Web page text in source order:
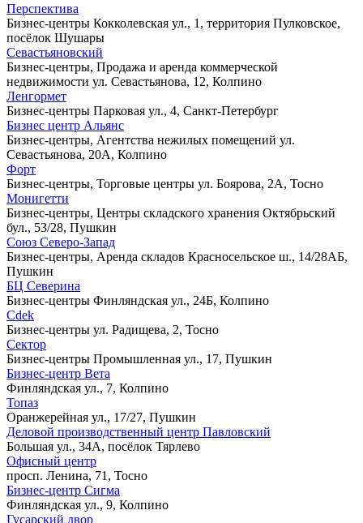
Перспектива
Бизнес-центры Кокколевская ул., 1, территория Пулковское,
посёлок Шушары
Севастьяновский
Бизнес-центры, Продажа и аренда коммерческой
недвижимости ул. Севастьянова, 12, Колпино
Ленгормет
Бизнес-центры Парковая ул., 4, Санкт-Петербург
Бизнес центр Альянс
Бизнес-центры, Агентства нежилых помещений ул.
Севастьянова, 20А, Колпино
Форт
Бизнес-центры, Торговые центры ул. Боярова, 2А, Тосно
Монигетти
Бизнес-центры, Центры складского хранения Октябрьский
бул., 53/28, Пушкин
Союз Северо-Запад
Бизнес-центры, Аренда складов Красносельское ш., 14/28АБ,
Пушкин
БЦ Северина
Бизнес-центры Финляндская ул., 24Б, Колпино
Cdek
Бизнес-центры ул. Радищева, 2, Тосно
Сектор
Бизнес-центры Промышленная ул., 17, Пушкин
Бизнес-центр Вета
Финляндская ул., 7, Колпино
Топаз
Оранжерейная ул., 17/27, Пушкин
Деловой производственный центр Павловский
Большая ул., 34А, посёлок Тярлево
Офисный центр
просп. Ленина, 71, Тосно
Бизнес-центр Сигма
Финляндская ул., 9, Колпино
Гусарский двор